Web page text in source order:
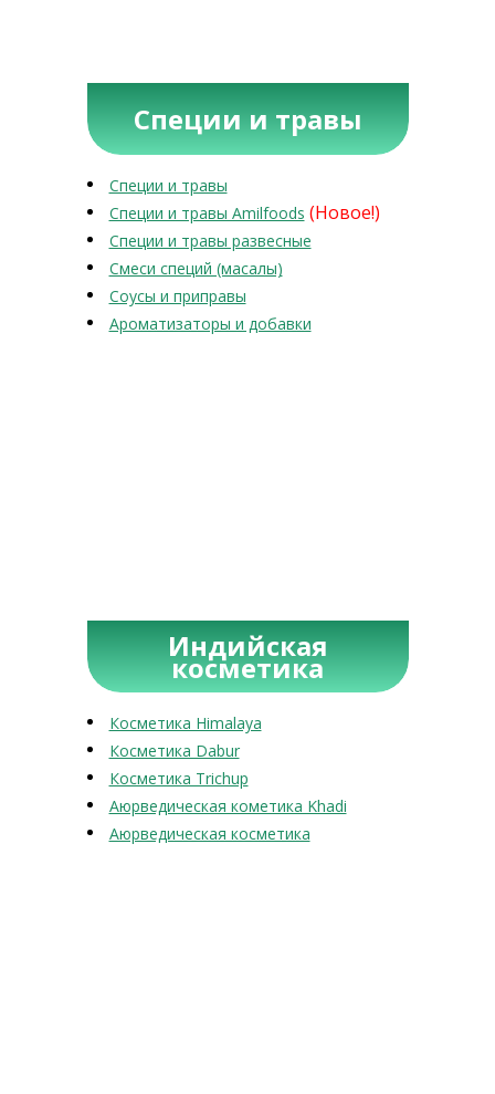
Специи и травы
Специи и травы
Специи и травы Amilfoods (Новое!)
Специи и травы развесные
Смеси специй (масалы)
Соусы и приправы
Ароматизаторы и добавки
Индийская
косметика
Косметика Himalaya
Косметика Dabur
Косметика Trichup
Аюрведическая кометика Khadi
Аюрведическая косметика